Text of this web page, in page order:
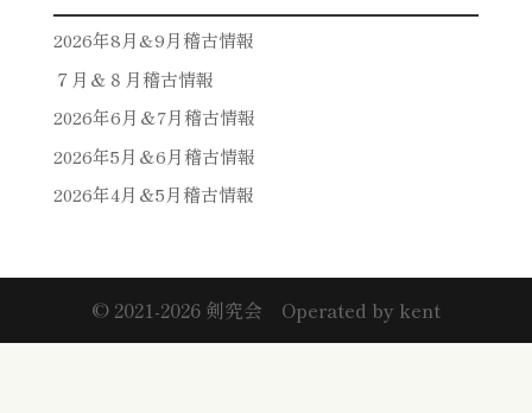
2026年8月&9月稽古情報
７月＆８月稽古情報
2026年6月＆7月稽古情報
2026年5月＆6月稽古情報
2026年4月＆5月稽古情報
©︎ 2021-2026 剣究会 Operated by kent